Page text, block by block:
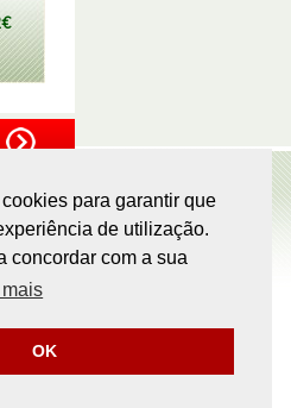
para garantir que
de utilização.
concordar com a sua
OK